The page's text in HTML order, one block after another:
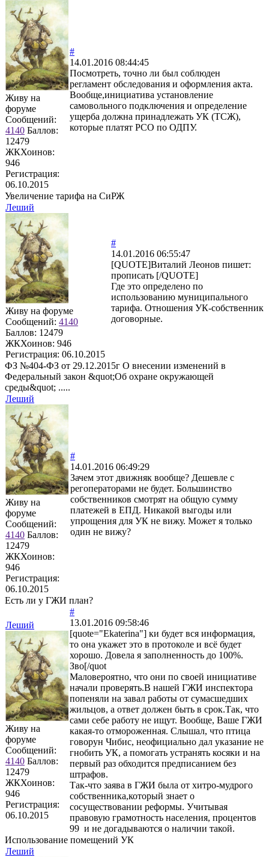
Живу на
форуме
Сообщений:
4140 Баллов:
12479
ЖКХоинов:
946
Регистрация:
06.10.2015
#
14.01.2016 08:44:45
Посмотреть, точно ли был соблюден
регламент обследования и оформления акта.
Вообще,инициатива установление
самовольного подключения и определение
ущерба должна принадлежать УК (ТСЖ),
которые платят РСО по ОДПУ.
Увеличение тарифа на СиРЖ
Леший
Живу на форуме
Сообщений: 4140
Баллов: 12479
ЖКХоинов: 946
Регистрация: 06.10.2015
#
14.01.2016 06:55:47
[QUOTE]Виталий Леонов пишет:
прописать [/QUOTE]
Где это определено по
использованию муниципального
тарифа. Отношения УК-собственник
договорные.
ФЗ №404-ФЗ от 29.12.2015г О внесении изменений в
Федеральный закон &quot;Об охране окружающей
среды&quot; .....
Леший
Живу на
форуме
Сообщений:
4140 Баллов:
12479
ЖКХоинов:
946
Регистрация:
06.10.2015
#
14.01.2016 06:49:29
Зачем этот движняк вообще? Дешевле с
регоператорами не будет. Большинство
собственников смотрят на общую сумму
платежей в ЕПД. Никакой выгоды или
упрощения для УК не вижу. Может я только
один не вижу?
Есть ли у ГЖИ план?
Леший
Живу на
форуме
Сообщений:
4140 Баллов:
12479
ЖКХоинов:
946
Регистрация:
06.10.2015
#
13.01.2016 09:58:46
[quote="Ekaterina"] ки будет вся информация,
то она укажет это в протоколе и всё будет
хорошо. Довела я заполненность до 100%.
Зво[/quot
Маловероятно, что они по своей инициативе
начали проверять.В нашей ГЖИ инспектора
попеняли на завал работы от сумасшедших
жильцов, а ответ должен быть в срок.Так, что
сами себе работу не ищут. Вообще, Ваше ГЖИ
какая-то отмороженная. Слышал, что птица
говорун Чибис, неофициально дал указание не
гнобить УК, а помогать устранять косяки и на
первый раз обходится предписанием без
штрафов.
Так-что заява в ГЖИ была от хитро-мудрого
собственника,который знает о
сосуществовании реформы. Учитывая
правовую грамотность населения, процентов
99 и не догадываются о наличии такой.
Использование помещений УК
Леший